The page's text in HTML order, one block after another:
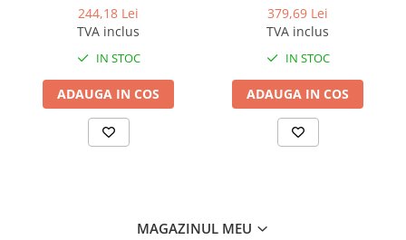
D3.5, 5L
244,18 Lei
TVA inclus
IN STOC
ADAUGA IN COS
379,69 Lei
TVA inclus
IN STOC
ADAUGA IN COS
MAGAZINUL MEU